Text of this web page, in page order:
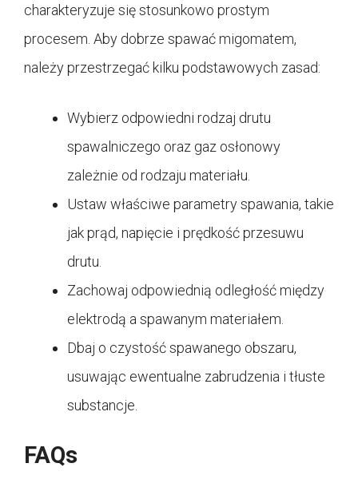
charakteryzuje się stosunkowo prostym
procesem. Aby dobrze spawać migomatem,
należy przestrzegać kilku podstawowych zasad:
Wybierz odpowiedni rodzaj drutu
spawalniczego oraz gaz osłonowy
zależnie od rodzaju materiału.
Ustaw właściwe parametry spawania, takie
jak prąd, napięcie i prędkość przesuwu
drutu.
Zachowaj odpowiednią odległość między
elektrodą a spawanym materiałem.
Dbaj o czystość spawanego obszaru,
usuwając ewentualne zabrudzenia i tłuste
substancje.
FAQs